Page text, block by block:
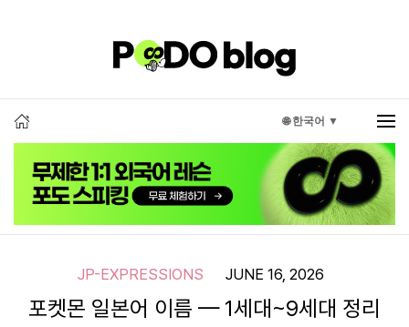
🌐 한국어 ▼
JP-EXPRESSIONS JUNE 16, 2026
포켓몬 일본어 이름 — 1세대~9세대 정리